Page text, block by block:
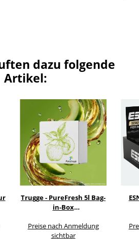
dazu folgende
Artikel:
Trugge - PureFresh 5l Bag-
in-Box
Preise nach Anmeldung
sichtbar